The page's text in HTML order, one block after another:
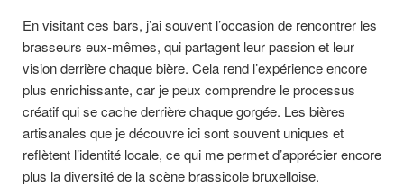
En visitant ces bars, j’ai souvent l’occasion de rencontrer les
brasseurs eux-mêmes, qui partagent leur passion et leur
vision derrière chaque bière. Cela rend l’expérience encore
plus enrichissante, car je peux comprendre le processus
créatif qui se cache derrière chaque gorgée. Les bières
artisanales que je découvre ici sont souvent uniques et
reflètent l’identité locale, ce qui me permet d’apprécier encore
plus la diversité de la scène brassicole bruxelloise.